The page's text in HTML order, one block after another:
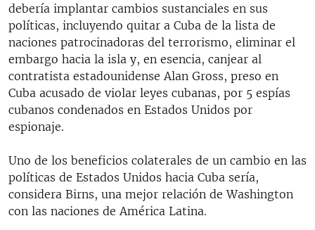
debería implantar cambios sustanciales en sus
políticas, incluyendo quitar a Cuba de la lista de
naciones patrocinadoras del terrorismo, eliminar el
embargo hacia la isla y, en esencia, canjear al
contratista estadounidense Alan Gross, preso en
Cuba acusado de violar leyes cubanas, por 5 espías
cubanos condenados en Estados Unidos por
espionaje.
Uno de los beneficios colaterales de un cambio en las
políticas de Estados Unidos hacia Cuba sería,
considera Birns, una mejor relación de Washington
con las naciones de América Latina.